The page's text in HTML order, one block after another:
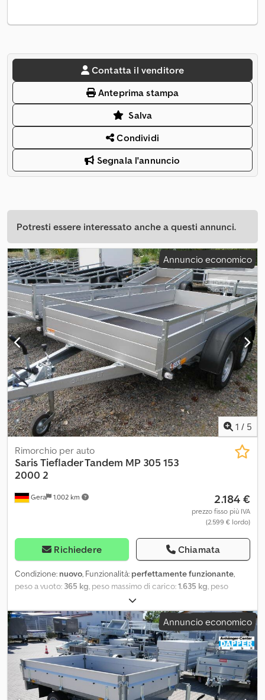
Contatta il venditore
Anteprima stampa
Salva
Condividi
Segnala l'annuncio
Potresti essere interessato anche a questi annunci.
Annuncio economico
1 / 5
Gera 1.002 km
Rimorchio per auto
SarisTieflader Tandem MP 305 153
2000 2
2.184 €
prezzo fisso più IVA
(2.599 € lordo)
Richiedere Chiamata
Condizione: nuovo, Funzionalità: perfettamente funzionante,
peso a vuoto: 365 kg , peso massimo di carico:1.635 kg , peso
, configurazione degli assi:
spazio di carico:3.050 mm, larghezza vano di carico:1.530 mm,
altezza vano di carico: 430 mm, velocità massima:100 km/h, freno
rimorchio:rimorchio frenato, Anno di produzione:2026, SARIS MP
305 153 2000 2 VEICOLO NUOVO Dimensioni interne: 305cm x
153cm Altezza sponde incl. corrimano: 43cm Altezza piano di
carico: 51cm Peso totale: 2000Kg Portata utile: 1635Kg Rimorchio
ribassato tandem frenato Freno ad inerzia e freno a mano KNOTT
Annuncio economico